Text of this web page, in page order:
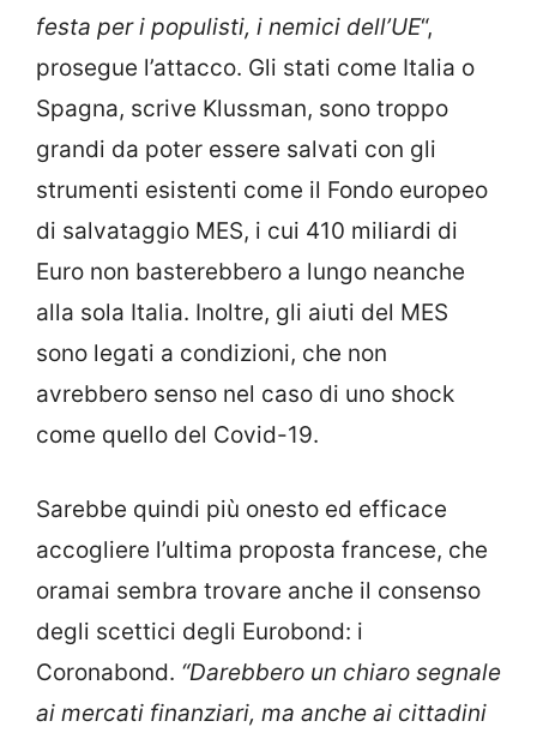
festa per i populisti, i nemici dell’UE“,
prosegue l’attacco. Gli stati come Italia o
Spagna, scrive Klussman, sono troppo
grandi da poter essere salvati con gli
strumenti esistenti come il Fondo europeo
di salvataggio MES, i cui 410 miliardi di
Euro non basterebbero a lungo neanche
alla sola Italia. Inoltre, gli aiuti del MES
sono legati a condizioni, che non
avrebbero senso nel caso di uno shock
come quello del Covid-19.
Sarebbe quindi più onesto ed efficace
accogliere l’ultima proposta francese, che
oramai sembra trovare anche il consenso
degli scettici degli Eurobond: i
Coronabond. “Darebbero un chiaro segnale
ai mercati finanziari, ma anche ai cittadini